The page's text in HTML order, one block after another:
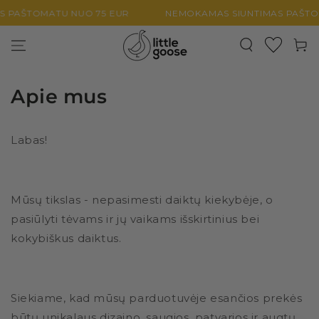
PEREITI PRIE
TURINIO
PAŠTOMATU NUO 75 EUR NEMOKAMAS SIUNTIMAS
Apie mus
Labas!
Mūsų tikslas - nepasimesti daiktų kiekybėje, o
pasiūlyti tėvams ir jų vaikams išskirtinius bei
kokybiškus daiktus.
Siekiame, kad mūsų parduotuvėje esančios prekės